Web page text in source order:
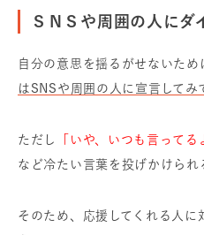
ＳＮＳや周囲の人にダ
自分の意思を揺るがせないため
はSNSや周囲の人に宣言してみ
ただし
「いや、いつも言って
など冷たい言葉を投げかけられ
そのため、応援してくれる人に